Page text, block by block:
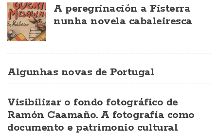
A peregrinación a Fisterra
nunha novela cabaleiresca
Algunhas novas de Portugal
Visibilizar o fondo fotográfico de
Ramón Caamaño. A fotografía como
documento e patrimonio cultural